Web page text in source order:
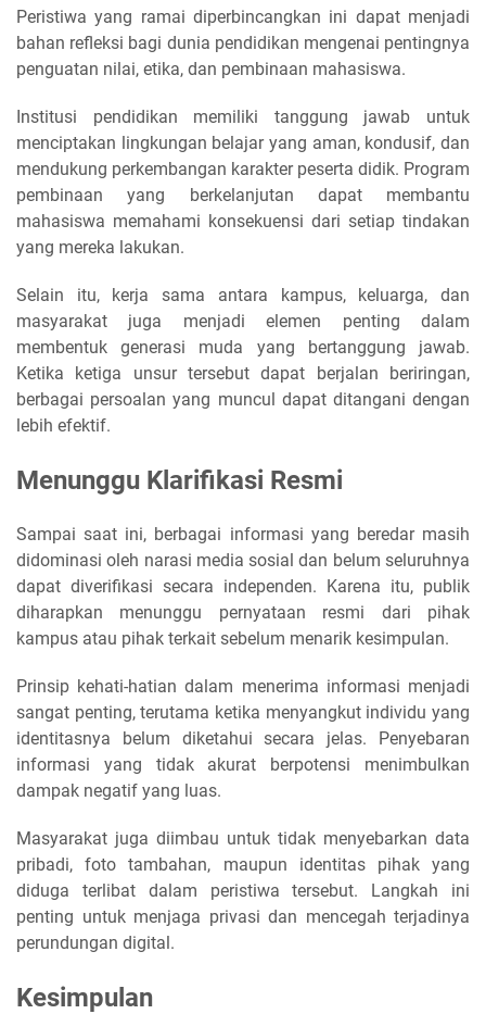
Peristiwa yang ramai diperbincangkan ini dapat menjadi
bahan refleksi bagi dunia pendidikan mengenai pentingnya
penguatan nilai, etika, dan pembinaan mahasiswa.
Institusi pendidikan memiliki tanggung jawab untuk
menciptakan lingkungan belajar yang aman, kondusif, dan
mendukung perkembangan karakter peserta didik. Program
pembinaan yang berkelanjutan dapat membantu
mahasiswa memahami konsekuensi dari setiap tindakan
yang mereka lakukan.
Selain itu, kerja sama antara kampus, keluarga, dan
masyarakat juga menjadi elemen penting dalam
membentuk generasi muda yang bertanggung jawab.
Ketika ketiga unsur tersebut dapat berjalan beriringan,
berbagai persoalan yang muncul dapat ditangani dengan
lebih efektif.
Menunggu Klarifikasi Resmi
Sampai saat ini, berbagai informasi yang beredar masih
didominasi oleh narasi media sosial dan belum seluruhnya
dapat diverifikasi secara independen. Karena itu, publik
diharapkan menunggu pernyataan resmi dari pihak
kampus atau pihak terkait sebelum menarik kesimpulan.
Prinsip kehati-hatian dalam menerima informasi menjadi
sangat penting, terutama ketika menyangkut individu yang
identitasnya belum diketahui secara jelas. Penyebaran
informasi yang tidak akurat berpotensi menimbulkan
dampak negatif yang luas.
Masyarakat juga diimbau untuk tidak menyebarkan data
pribadi, foto tambahan, maupun identitas pihak yang
diduga terlibat dalam peristiwa tersebut. Langkah ini
penting untuk menjaga privasi dan mencegah terjadinya
perundungan digital.
Kesimpulan